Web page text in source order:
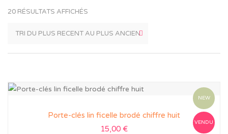
20 RÉSULTATS AFFICHÉS
NEW
VENDU
Porte-clés lin ficelle brodé chiffre huit
15,00 €